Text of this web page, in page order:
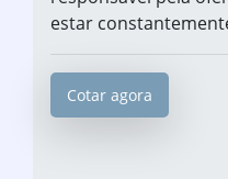
estar
Cotar agora